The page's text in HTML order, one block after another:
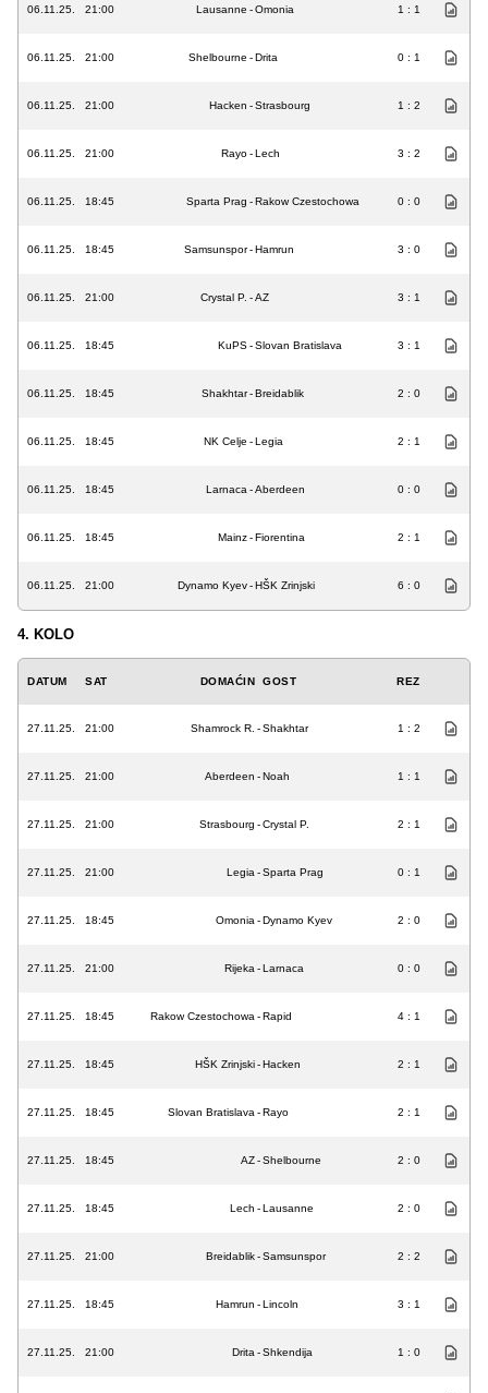
06.11.25. 21:00 Lausanne -Omonia 1 : 1
06.11.25. 21:00 Shelbourne -Drita 0 : 1
06.11.25. 21:00 Hacken -Strasbourg 1 : 2
06.11.25. 21:00 Rayo-Lech 3 : 2
06.11.25. 18:45 Sparta Prag -Rakow Czestochowa 0 : 0
06.11.25. 18:45 Samsunspor-Hamrun 3 : 0
06.11.25. 21:00 Crystal P. -AZ 3 : 1
06.11.25. 18:45 KuPS-Slovan Bratislava 3 : 1
06.11.25. 18:45 Shakhtar-Breidablik 2 : 0
06.11.25. 18:45 NK Celje -Legia 2 : 1
06.11.25. 18:45 Larnaca -Aberdeen 0 : 0
06.11.25. 18:45 Mainz-Fiorentina 2 : 1
06.11.25. 21:00 Dynamo Kyev-HŠK Zrinjski 6 : 0
4. KOLO
DATUM SAT DOMAĆIN GOST REZ
27.11.25. 21:00 Shamrock R. -Shakhtar 1 : 2
27.11.25. 21:00 Aberdeen -Noah 1 : 1
27.11.25. 21:00 Strasbourg -Crystal P. 2 : 1
27.11.25. 21:00 Legia -Sparta Prag 0 : 1
27.11.25. 18:45 Omonia -Dynamo Kyev 2 : 0
27.11.25. 21:00 Rijeka -Larnaca 0 : 0
27.11.25. 18:45 Rakow Czestochowa -Rapid 4 : 1
27.11.25. 18:45 HŠK Zrinjski-Hacken 2 : 1
27.11.25. 18:45 Slovan Bratislava -Rayo 2 : 1
27.11.25. 18:45 AZ-Shelbourne 2 : 0
27.11.25. 18:45 Lech -Lausanne 2 : 0
27.11.25. 21:00 Breidablik-Samsunspor 2 : 2
27.11.25. 18:45 Hamrun -Lincoln 3 : 1
27.11.25. 21:00 Drita -Shkendija 1 : 0